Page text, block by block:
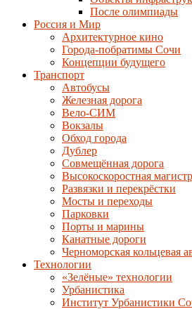
После олимпиады
Россия и Мир
Архитектурное кино
Города-побратимы Сочи
Концепции будущего
Транспорт
Автобусы
Железная дорога
Вело-СИМ
Вокзалы
Обход города
Дублер
Совмещённая дорога
Высокоскоростная
Развязки и перекрёстки
Мосты и переходы
Парковки
Порты и марины
Канатные дороги
Черноморская кольцевая
Технологии
«Зелёные» технологии
Урбанистика
Институт Урбанистики